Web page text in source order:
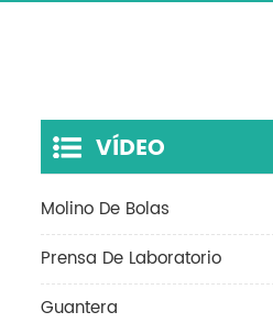
VÍDEO
Molino De Bolas
Prensa De Laboratorio
Guantera